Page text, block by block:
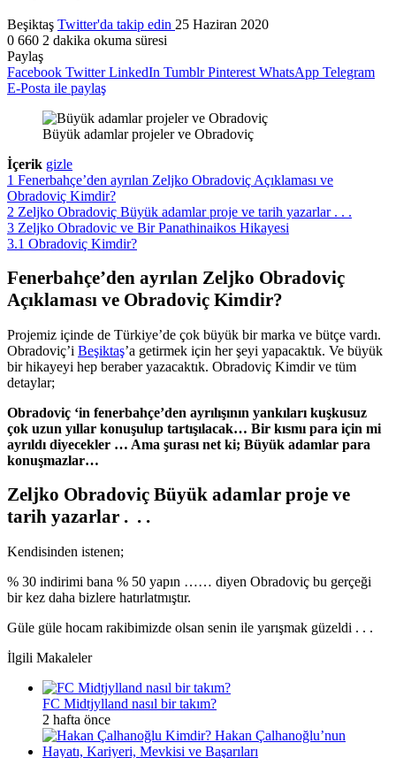
Beşiktaş Twitter'da takip edin 25 Haziran 2020
0 660 2 dakika okuma süresi
Paylaş
Facebook Twitter LinkedIn Tumblr Pinterest WhatsApp Telegram
E-Posta ile paylaş
Büyük adamlar projeler ve Obradoviç
İçerik gizle
1 Fenerbahçe’den ayrılan Zeljko Obradoviç Açıklaması ve
Obradoviç Kimdir?
2 Zeljko Obradoviç Büyük adamlar proje ve tarih yazarlar . . .
3 Zeljko Obradovic ve Bir Panathinaikos Hikayesi
3.1 Obradoviç Kimdir?
Fenerbahçe’den ayrılan Zeljko Obradoviç
Açıklaması ve Obradoviç Kimdir?
Projemiz içinde de Türkiye’de çok büyük bir marka ve bütçe vardı.
Obradoviç’i Beşiktaş’a getirmek için her şeyi yapacaktık. Ve büyük
bir hikayeyi hep beraber yazacaktık. Obradoviç Kimdir ve tüm
detaylar;
Obradoviç ‘in fenerbahçe’den ayrılışının yankıları kuşkusuz
çok uzun yıllar konuşulup tartışılacak… Bir kısmı para için mi
ayrıldı diyecekler … Ama şurası net ki; Büyük adamlar para
konuşmazlar…
Zeljko Obradoviç Büyük adamlar proje ve
tarih yazarlar . . .
Kendisinden istenen;
% 30 indirimi bana % 50 yapın …… diyen Obradoviç bu gerçeği
bir kez daha bizlere hatırlatmıştır.
Güle güle hocam rakibimizde olsan senin ile yarışmak güzeldi . . .
İlgili Makaleler
FC Midtjylland nasıl bir takım?
2 hafta önce